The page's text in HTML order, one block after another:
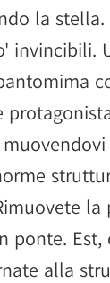
la stella.
invincibili.
la
ponte.
alla